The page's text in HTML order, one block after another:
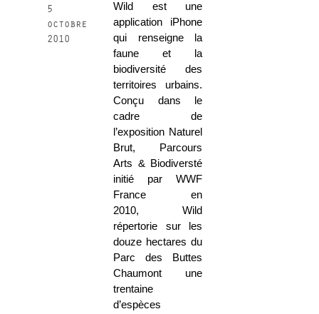
5
octobre
2010
Wild est une
application iPhone
qui renseigne la
faune et la
biodiversité des
territoires urbains.
Conçu dans le
cadre de
l’exposition Naturel
Brut, Parcours
Arts & Biodiversté
initié par WWF
France en
2010, Wild
répertorie sur les
douze hectares du
Parc des Buttes
Chaumont une
trentaine
d’espèces